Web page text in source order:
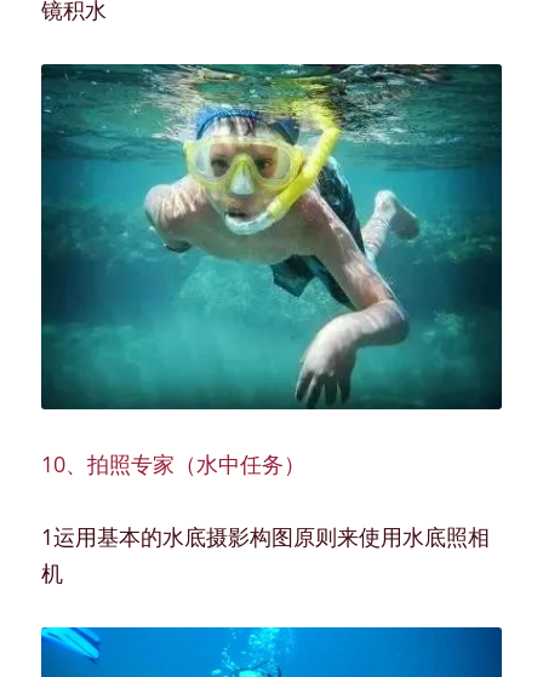
镜积水
10、拍照专家（水中任务）
1运用基本的水底摄影构图原则来使用水底照相
机